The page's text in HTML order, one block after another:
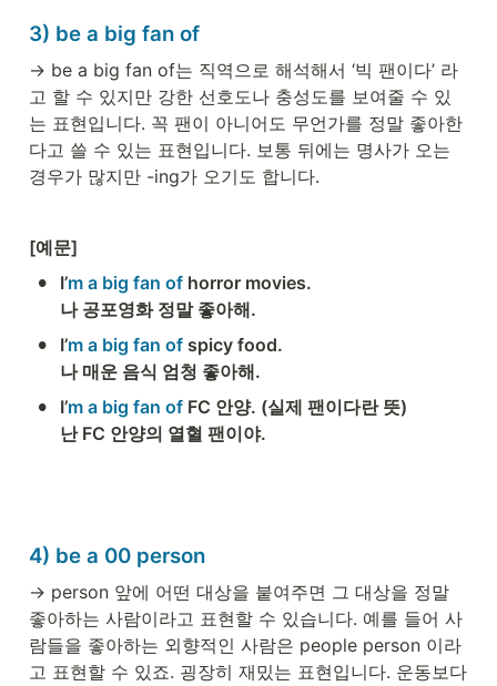
3) be a big fan of
→ be a big fan of는 직역으로 해석해서 ‘빅 팬이다’ 라
고 할 수 있지만 강한 선호도나 충성도를 보여줄 수 있
는 표현입니다. 꼭 팬이 아니어도 무언가를 정말 좋아한
다고 쓸 수 있는 표현입니다. 보통 뒤에는 명사가 오는
경우가 많지만 -ing가 오기도 합니다.
[예문]
• I’m a big fan of horror movies.
나 공포영화 정말 좋아해.
• I’m a big fan of spicy food.
나 매운 음식 엄청 좋아해.
• I’m a big fan of FC 안양. (실제 팬이다란 뜻)
난 FC 안양의 열혈 팬이야.
4) be a 00 person
→ person 앞에 어떤 대상을 붙여주면 그 대상을 정말
좋아하는 사람이라고 표현할 수 있습니다. 예를 들어 사
람들을 좋아하는 외향적인 사람은 people person 이라
고 표현할 수 있죠. 굉장히 재밌는 표현입니다. 운동보다